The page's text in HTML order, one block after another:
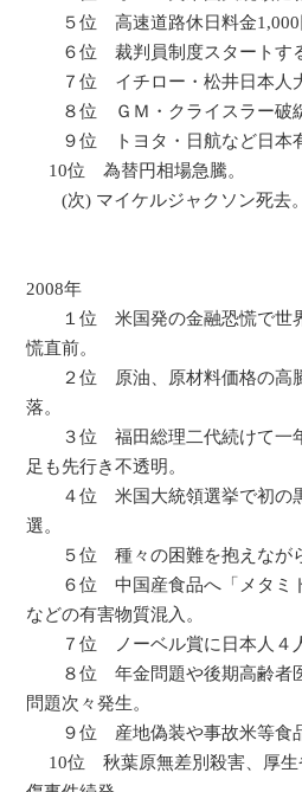
５位 高速道路休日料金1,000
６位 裁判員制度スタートする
７位 イチロー・松井日本人大
８位 ＧＭ・クライスラー破綻
９位 トヨタ・日航など日本有
10位 為替円相場急騰。
(次) マイケルジャクソン死去。
2008年
１位 米国発の金融恐慌で世界
慌直前。
２位 原油、原材料価格の高騰
落。
３位 福田総理二代続けて一年
足も先行き不透明。
４位 米国大統領選挙で初の黒
選。
５位 種々の困難を抱えながら
６位 中国産食品へ「メタミド
などの有害物質混入。
７位 ノーベル賞に日本人４人
８位 年金問題や後期高齢者医
問題次々発生。
９位 産地偽装や事故米等食品
10位 秋葉原無差別殺害、厚生